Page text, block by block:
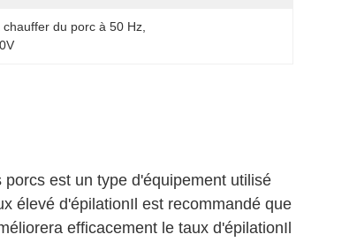
chauffer du porc à 50 Hz
est un type d'équipement utilisé
élevé d'épilationIl est recommandé que
efficacement le taux d'épilationIl